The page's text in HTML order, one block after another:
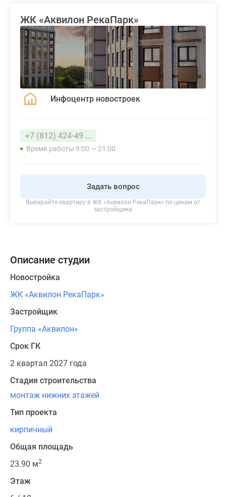
ЖК «Аквилон РекаПарк»
Инфоцентр новостроек
+7 (812) 424-49 ...
Время работы 9:00 — 21:00
Задать вопрос
Выбирайте квартиру в ЖК «Аквилон РекаПарк» по ценам от
застройщика
Описание студии
Новостройка
ЖК «Аквилон РекаПарк»
Застройщик
Группа «Аквилон»
Срок ГК
2 квартал 2027 года
Стадия строительства
монтаж нижних этажей
Тип проекта
кирпичный
Общая площадь
23.90 м2
Этаж